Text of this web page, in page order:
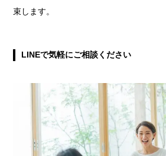
束します。
LINEで気軽にご相談ください